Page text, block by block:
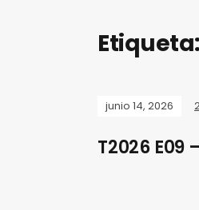
Etiqueta:
junio 14, 2026
T2026 E09